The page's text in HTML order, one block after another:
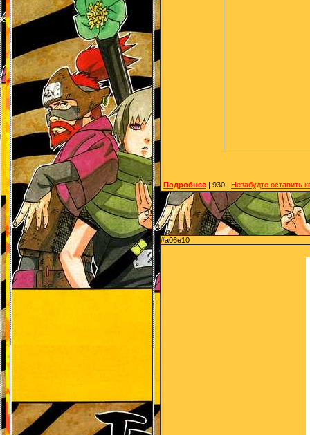
Подробнее | 930 | Незабудте оставить
#a06e10